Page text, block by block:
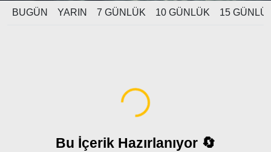
BUGÜN YARIN 7 GÜNLÜK 10 GÜNLÜK 15
Yükleniyor...
Bu İçerik Hazırlanıyor 🔄